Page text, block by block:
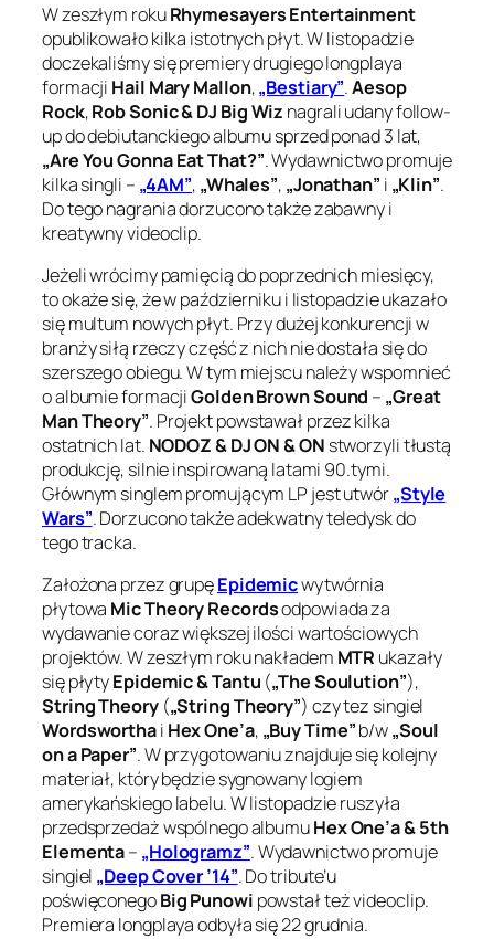
W zeszłym rokuRhymesayers Entertainment
opublikowało kilka istotnych płyt. W listopadzie
doczekaliśmy się premiery drugiego longplaya
formacji Hail Mary Mallon,„Bestiary”.Aesop
Rock,Rob Sonic & DJ Big Wiz nagrali udany follow-
up do debiutanckiego albumu sprzed ponad 3 lat,
„Are You Gonna Eat That?”. Wydawnictwo promuje
kilka singli – „4AM”, „Whales”, „Jonathan” i „Klin”.
Do tego nagrania dorzucono także zabawny i
kreatywny videoclip.
Jeżeli wrócimy pamięcią do poprzednich miesięcy,
to okaże się, że w październiku i listopadzie ukazało
się multum nowych płyt. Przy dużej konkurencji w
branży siłą rzeczy część z nich nie dostała się do
szerszego obiegu. W tym miejscu należy wspomnieć
o albumie formacjiGolden Brown Sound – „Great
Man Theory”. Projekt powstawał przez kilka
ostatnich lat. NODOZ & DJ ON & ON stworzyli tłustą
produkcję, silnie inspirowaną latami 90.tymi.
Głównym singlem promującym LP jest utwór„Style
Wars”. Dorzucono także adekwatny teledysk do
tego tracka.
Założona przez grupęEpidemicwytwórnia
płytowa Mic Theory Recordsodpowiada za
wydawanie coraz większej ilości wartościowych
projektów. W zeszłym roku nakładem MTR ukazały
się płytyEpidemic & Tantu („The Soulution”),
String Theory(„String Theory”) czy tez singiel
Wordsworthai Hex One’a, „Buy Time”b/w„Soul
on a Paper”. W przygotowaniu znajduje się kolejny
materiał, który będzie sygnowany logiem
amerykańskiego labelu. W listopadzie ruszyła
przedsprzedaż wspólnego albumuHex One’a & 5th
Elementa– „Hologramz”. Wydawnictwo promuje
singiel „Deep Cover ’14”. Do tribute’u
poświęconegoBig Punowi powstał też videoclip.
Premiera longplaya odbyła się 22 grudnia.